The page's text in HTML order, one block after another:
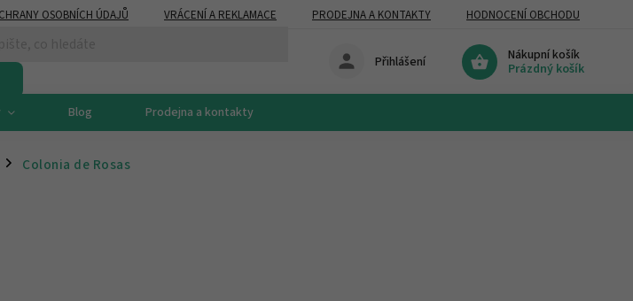
OSOBNÍCH ÚDAJŮ VRÁCENÍ A REKLAMACE PRODEJNA A KONTAKTY HODNOCENÍ OBCHODU
Nákupní košík
Prázdný košík
Přihlášení
Blog Prodejna a kontakty
/ Colonia de Rosas